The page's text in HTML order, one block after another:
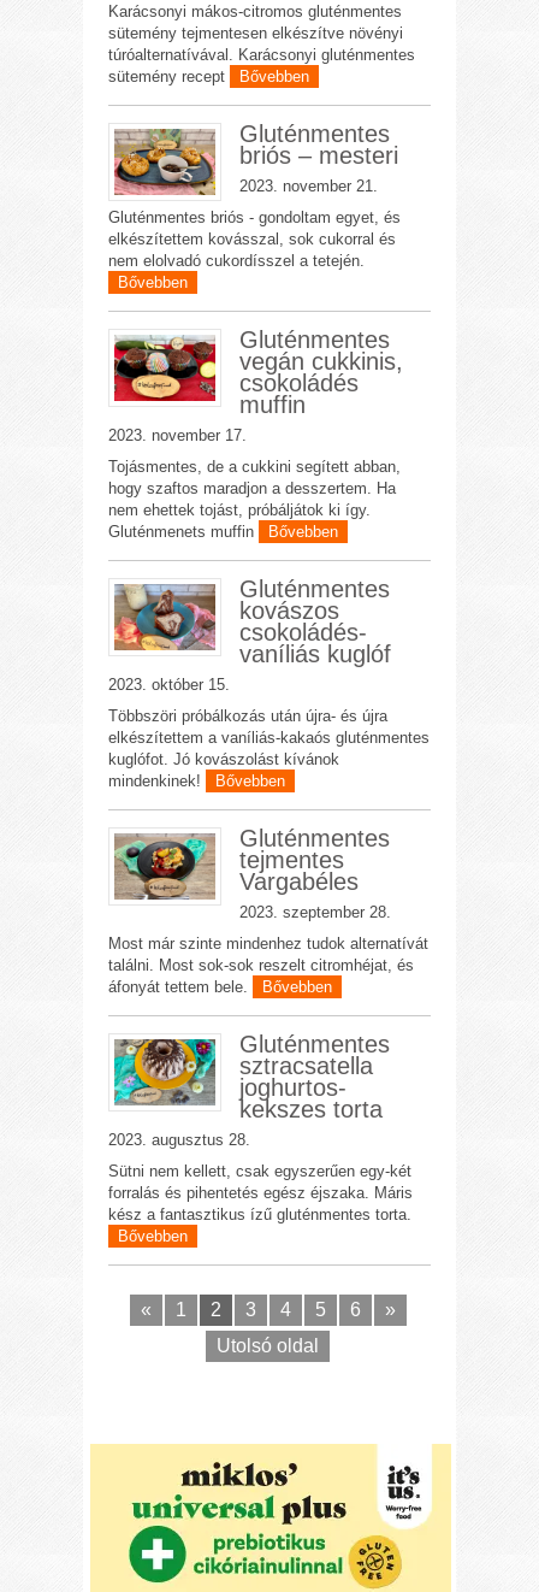
Karácsonyi mákos-citromos gluténmentes
sütemény tejmentesen elkészítve növényi
túróalternatívával. Karácsonyi gluténmentes
sütemény recept
Bővebben
Gluténmentes
briós – mesteri
2023. november 21.
Gluténmentes briós - gondoltam egyet, és
elkészítettem kovásszal, sok cukorral és
nem elolvadó cukordísszel a tetején.
Bővebben
Gluténmentes
vegán cukkinis,
csokoládés
muffin
2023. november 17.
Tojásmentes, de a cukkini segített abban,
hogy szaftos maradjon a desszertem. Ha
nem ehettek tojást, próbáljátok ki így.
Gluténmenets muffin
Bővebben
Gluténmentes
kovászos
csokoládés-
vaníliás kuglóf
2023. október 15.
Többszöri próbálkozás után újra- és újra
elkészítettem a vaníliás-kakaós gluténmentes
kuglófot. Jó kovászolást kívánok
mindenkinek!
Bővebben
Gluténmentes
tejmentes
Vargabéles
2023. szeptember 28.
Most már szinte mindenhez tudok alternatívát
találni. Most sok-sok reszelt citromhéjat, és
áfonyát tettem bele.
Bővebben
Gluténmentes
sztracsatella
joghurtos-
kekszes torta
2023. augusztus 28.
Sütni nem kellett, csak egyszerűen egy-két
forralás és pihentetés egész éjszaka. Máris
kész a fantasztikus ízű gluténmentes torta.
Bővebben
« 1 2 3 4 5 6
»
Utolsó oldal